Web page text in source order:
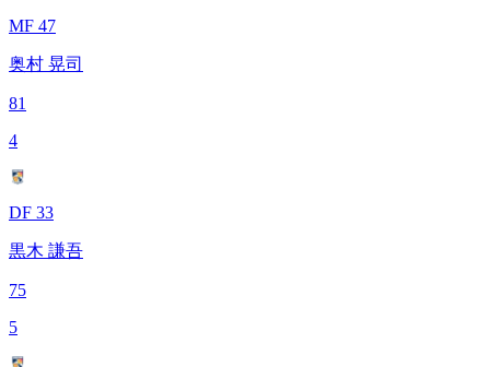
MF 47
奥村 晃司
81
4
DF 33
黒木 謙吾
75
5